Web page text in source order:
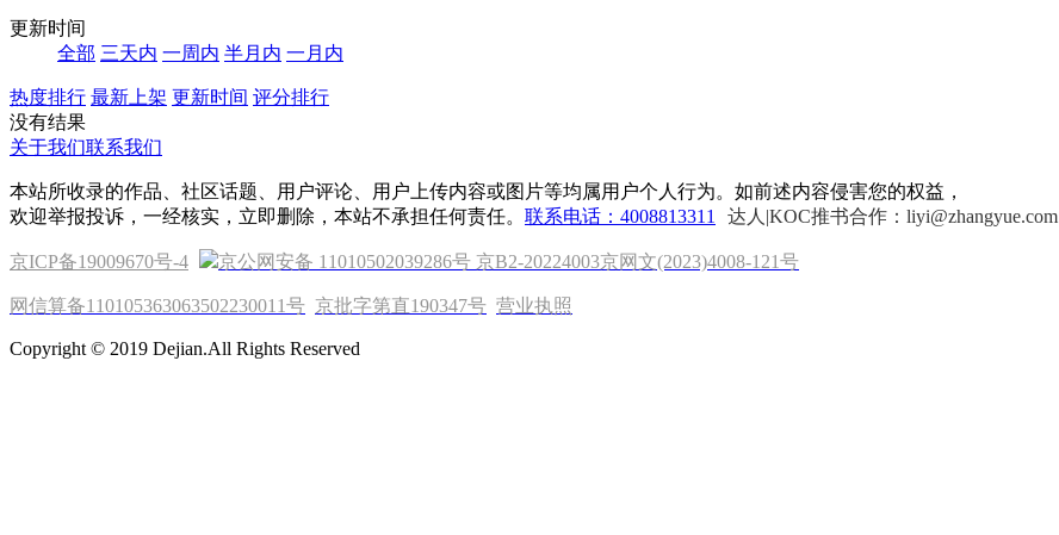
更新时间
全部 三天内 一周内 半月内 一月内
热度排行 最新上架 更新时间 评分排行
没有结果
关于我们联系我们
本站所收录的作品、社区话题、用户评论、用户上传内容或图片等均属用户个人行为。如前述内容侵害您的权益，
欢迎举报投诉，一经核实，立即删除，本站不承担任何责任。 联系电话：4008813311 达人|KOC推书合作：liyi@zhangyue.com
京ICP备19009670号-4 京公网安备 11010502039286号 京B2-20224003京网文(2023)4008-121号
网信算备110105363063502230011号 京批字第直190347号 营业执照
Copyright © 2019 Dejian.All Rights Reserved